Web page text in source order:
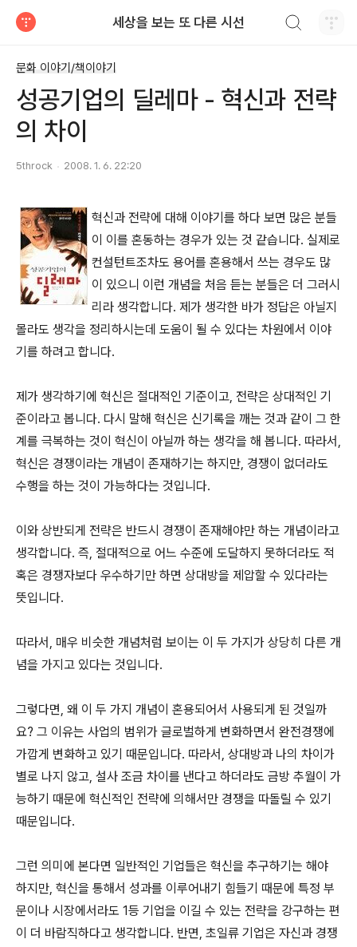
세상을 보는 또 다른 시선
문화 이야기/책이야기
성공기업의 딜레마 - 혁신과 전략
의 차이
5throck 2008. 1. 6. 22:20
혁신과 전략에 대해 이야기를 하다 보면 많은 분들
이 이를 혼동하는 경우가 있는 것 같습니다. 실제로
컨설턴트조차도 용어를 혼용해서 쓰는 경우도 많
이 있으니 이런 개념을 처음 듣는 분들은 더 그러시
리라 생각합니다. 제가 생각한 바가 정답은 아닐지
몰라도 생각을 정리하시는데 도움이 될 수 있다는 차원에서 이야
기를 하려고 합니다.
제가 생각하기에 혁신은 절대적인 기준이고, 전략은 상대적인 기
준이라고 봅니다. 다시 말해 혁신은 신기록을 깨는 것과 같이 그 한
계를 극복하는 것이 혁신이 아닐까 하는 생각을 해 봅니다. 따라서,
혁신은 경쟁이라는 개념이 존재하기는 하지만, 경쟁이 없더라도
수행을 하는 것이 가능하다는 것입니다.
이와 상반되게 전략은 반드시 경쟁이 존재해야만 하는 개념이라고
생각합니다. 즉, 절대적으로 어느 수준에 도달하지 못하더라도 적
혹은 경쟁자보다 우수하기만 하면 상대방을 제압할 수 있다라는
뜻입니다.
따라서, 매우 비슷한 개념처럼 보이는 이 두 가지가 상당히 다른 개
념을 가지고 있다는 것입니다.
그렇다면, 왜 이 두 가지 개념이 혼용되어서 사용되게 된 것일까
요? 그 이유는 사업의 범위가 글로벌하게 변화하면서 완전경쟁에
가깝게 변화하고 있기 때문입니다. 따라서, 상대방과 나의 차이가
별로 나지 않고, 설사 조금 차이를 낸다고 하더라도 금방 추월이 가
능하기 때문에 혁신적인 전략에 의해서만 경쟁을 따돌릴 수 있기
때문입니다.
그런 의미에 본다면 일반적인 기업들은 혁신을 추구하기는 해야
하지만, 혁신을 통해서 성과를 이루어내기 힘들기 때문에 특정 부
문이나 시장에서라도 1등 기업을 이길 수 있는 전략을 강구하는 편
이 더 바람직하다고 생각합니다. 반면, 초일류 기업은 자신과 경쟁